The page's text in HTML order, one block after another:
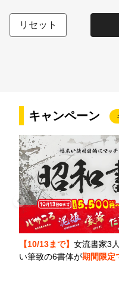
リセット
キャンペーン
【10/13まで】 女流書家3
い筆致の6書体が期間限定